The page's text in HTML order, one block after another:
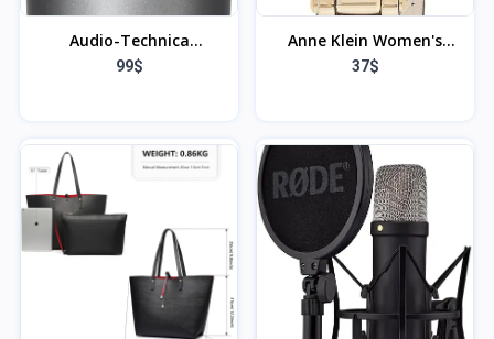
Audio-Technica
AT2020GM Microphone
99$
Anne Klein Women's
Leather Strap Watch
37$